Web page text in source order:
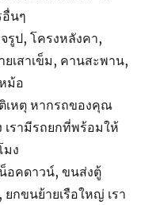
นๆ
รูป, โครงหลังคา,
ยเสาเข็ม, คานสะพาน,
ม้อ
เหตุ หากรถของคุณ
เรามีรถยกที่พร้อมให้
มง
อคดาวน์, ขนส่งตู้
กขนย้ายเรือใหญ่ เรา